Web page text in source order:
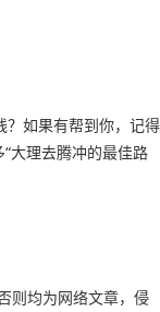
？如果有帮到你，记得
大理去腾冲的最佳路
则均为网络文章，侵